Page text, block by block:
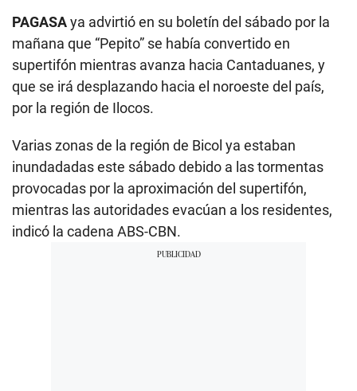
PAGASAya advirtió en su boletín del sábado por la
mañana que “Pepito” se había convertido en
supertifón mientras avanza hacia Cantaduanes, y
que se irá desplazando hacia el noroeste del país,
por la región de Ilocos.
Varias zonas de la región de Bicol ya estaban
inundadadas este sábado debido a las tormentas
provocadas por la aproximación del supertifón,
mientras las autoridades evacúan a los residentes,
indicó la cadena ABS-CBN.